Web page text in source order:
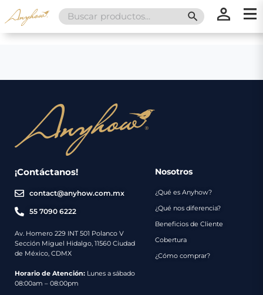
Search
for:
SEARCH
¡Contáctanos!
contact@anyhow.com.mx
55 7090 6222
Av. Homero 229 INT 501 Polanco V
Sección Miguel Hidalgo, 11560 Ciudad
de México, CDMX
Horario de Atención: Lunes a sábado
08:00am – 08:00pm
Nosotros
¿Qué es Anyhow?
¿Qué nos diferencia?
Beneficios de Cliente
Cobertura
¿Cómo comprar?
Nosotros
Servicios
Envíos
Métodos
de
Catálogo
Regalos
Contacto